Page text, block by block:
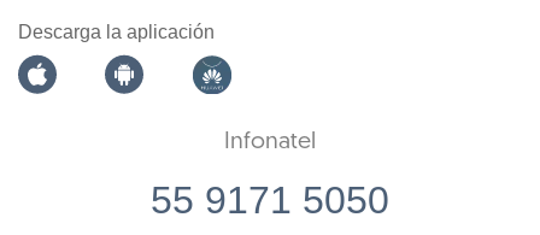
Descarga la aplicación
Infonatel
55 9171 5050